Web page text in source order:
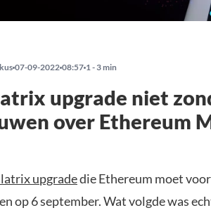
07-09-2022 08:57 1 - 3 min
upgrade niet
over Ethereum
upgradedie Ethereum moet
op 6 september. Wat volgde was